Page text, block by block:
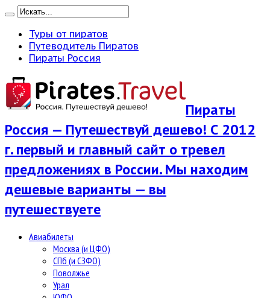
Туры от пиратов
Путеводитель Пиратов
Пираты Россия
Пираты
Россия — Путешествуй дешево! С 2012
г. первый и главный сайт о тревел
предложениях в России. Мы находим
дешевые варианты — вы
путешествуете
Авиабилеты
Москва (и ЦФО)
СПб (и СЗФО)
Поволжье
Урал